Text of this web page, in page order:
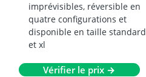
imprévisibles, réversible en
quatre configurations et
disponible en taille standard
et xl
Vérifier le prix →